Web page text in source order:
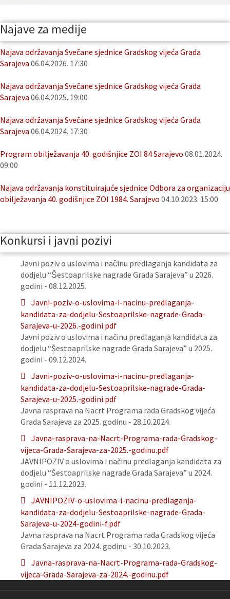
Najave za medije
Najava održavanja Svečane sjednice Gradskog vijeća Grada
Sarajeva 06.04.2026. 17:30
Najava održavanja Svečane sjednice Gradskog vijeća Grada
Sarajeva 06.04.2025. 19:00
Najava održavanja Svečane sjednice Gradskog vijeća Grada
Sarajeva 06.04.2024. 17:30
Program obilježavanja 40. godišnjice ZOI 84 Sarajevo 08.01.2024.
09:00
Najava održavanja konstituirajuće sjednice Odbora za organizaciju
obilježavanja 40. godišnjice ZOI 1984. Sarajevo 04.10.2023. 15:00
Konkursi i javni pozivi
Javni poziv o uslovima i načinu predlaganja kandidata za
dodjelu “Šestoaprilske nagrade Grada Sarajeva” u 2026.
godini - 08.12.2025.
Javni-poziv-o-uslovima-i-nacinu-predlaganja-
kandidata-za-dodjelu-Sestoaprilske-nagrade-Grada-
Sarajeva-u-2026.-godini.pdf
Javni poziv o uslovima i načinu predlaganja kandidata za
dodjelu “Šestoaprilske nagrade Grada Sarajeva” u 2025.
godini - 09.12.2024.
Javni-poziv-o-uslovima-i-nacinu-predlaganja-
kandidata-za-dodjelu-Sestoaprilske-nagrade-Grada-
Sarajeva-u-2025.-godini.pdf
Javna rasprava na Nacrt Programa rada Gradskog vijeća
Grada Sarajeva za 2025. godinu - 28.10.2024.
Javna-rasprava-na-Nacrt-Programa-rada-Gradskog-
vijeca-Grada-Sarajeva-za-2025.-godinu.pdf
JAVNIPOZIV o uslovima i načinu predlaganja kandidata za
dodjelu “Šestoaprilske nagrade Grada Sarajeva” u 2024.
godini - 11.12.2023.
JAVNIPOZIV-o-uslovima-i-nacinu-predlaganja-
kandidata-za-dodjelu-Sestoaprilske-nagrade-Grada-
Sarajeva-u-2024-godini-f.pdf
Javna rasprava na Nacrt Programa rada Gradskog vijeća
Grada Sarajeva za 2024. godinu - 30.10.2023.
Javna-rasprava-na-Nacrt-Programa-rada-Gradskog-
vijeca-Grada-Sarajeva-za-2024.-godinu.pdf